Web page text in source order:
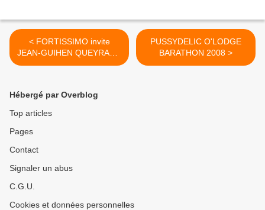
< FORTISSIMO invite
JEAN-GUIHEN QUEYRAS à
l' INSTITUT
PUSSYDELIC O'LODGE
BARATHON 2008 >
Hébergé par Overblog
Top articles
Pages
Contact
Signaler un abus
C.G.U.
Cookies et données personnelles